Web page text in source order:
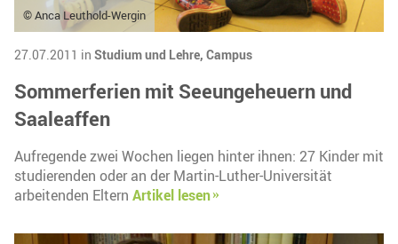
© Anca Leuthold-Wergin
27.07.2011 in Studium und Lehre, Campus
Sommerferien mit Seeungeheuern und
Saaleaffen
Aufregende zwei Wochen liegen hinter ihnen: 27 Kinder mit
studierenden oder an der Martin-Luther-Universität
arbeitenden Eltern Artikel lesen